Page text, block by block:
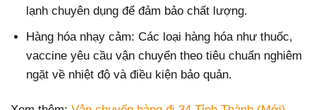
lạnh chuyên dụng để đảm bảo chất lượng.
Hàng hóa nhạy cảm: Các loại hàng hóa như thuốc,
vaccine yêu cầu vận chuyển theo tiêu chuẩn nghiêm
ngặt về nhiệt độ và điều kiện bảo quản.